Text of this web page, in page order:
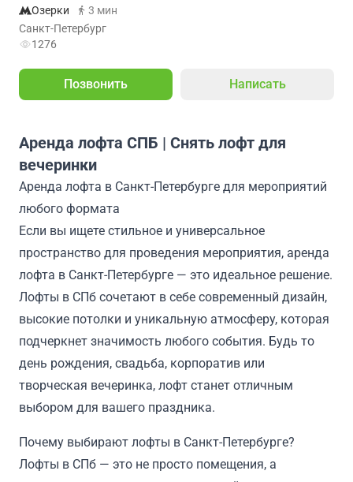
Озерки
3 мин
Санкт-Петербург
1276
Позвонить Написать
Аренда лофта СПБ | Снять лофт для
вечеринки
Аренда лофта в Санкт-Петербурге для мероприятий
любого формата
Если вы ищете стильное и универсальное
пространство для проведения мероприятия, аренда
лофта в Санкт-Петербурге — это идеальное решение.
Лофты в СПб сочетают в себе современный дизайн,
высокие потолки и уникальную атмосферу, которая
подчеркнет значимость любого события. Будь то
день рождения, свадьба, корпоратив или
творческая вечеринка, лофт станет отличным
выбором для вашего праздника.
Почему выбирают лофты в Санкт-Петербурге?
Лофты в СПб — это не просто помещения, а